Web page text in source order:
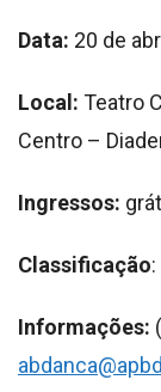
Data: 20 de
Local: Teatro
Centro –
Ingressos:
Classificação
Informações: